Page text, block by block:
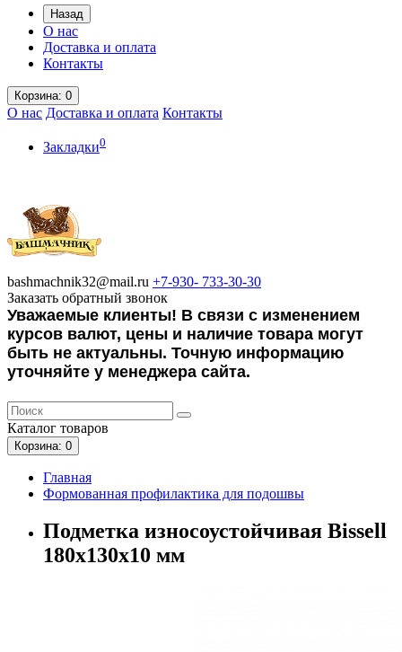
Назад
О нас
Доставка и оплата
Контакты
Корзина: 0
О нас Доставка и оплата Контакты
Закладки0
bashmachnik32@mail.ru +7-930- 733-30-30
Заказать обратный звонок
Уважаемые клиенты! В связи с изменением
курсов валют, цены и наличие товара могут
быть не актуальны. Точную информацию
уточняйте у менеджера сайта.
Каталог товаров
Корзина: 0
Главная
Формованная профилактика для подошвы
Подметка износоустойчивая Bissell
180х130х10 мм